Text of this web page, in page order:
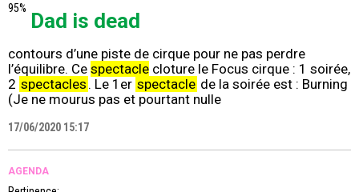
95%
Dad is dead
contours d’une piste de cirque pour ne pas perdre
l’équilibre. Ce spectacle cloture le Focus cirque : 1 soirée,
2 spectacles . Le 1er spectacle de la soirée est : Burning
(Je ne mourus pas et pourtant nulle
17/06/2020 15:17
AGENDA